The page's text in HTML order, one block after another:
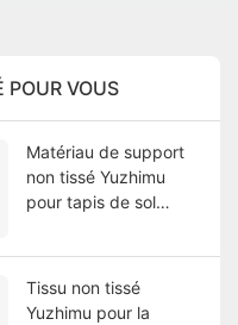
POUR VOUS
Matériau de support
non tissé Yuzhimu
pour tapis de sol
Amélioration de la
durabilité
Tissu non tissé
Yuzhimu pour la